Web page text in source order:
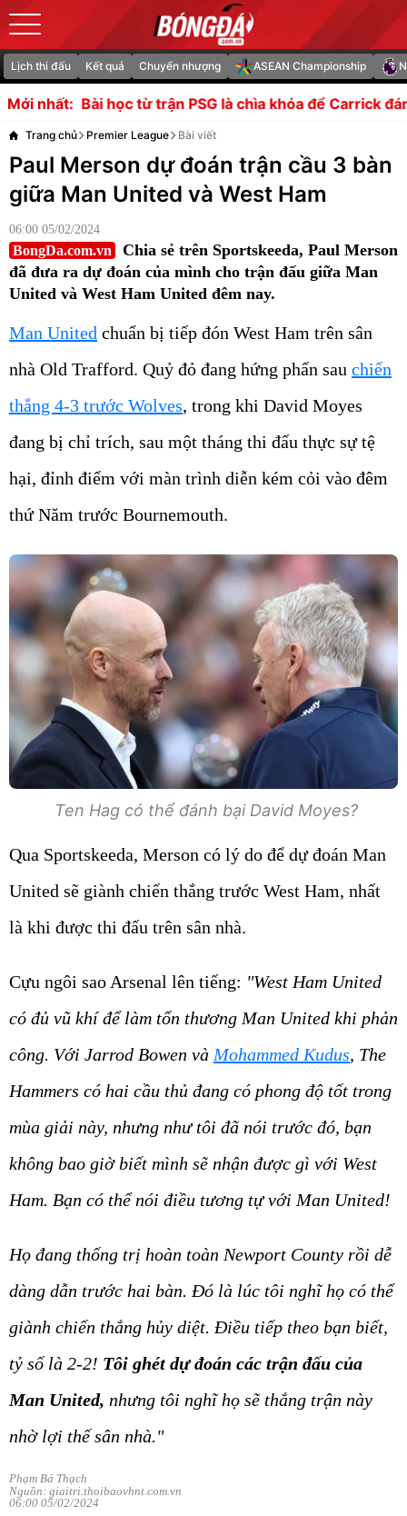
Lịch thi đấu Kết quả Chuyển nhượng ASEAN Championship
Mới nhất:
PSG là chìa khóa để Carrick đánh bại Leeds
Trang chủ Premier League Bài viết
Paul Merson dự đoán trận cầu 3 bàn
giữa Man United và West Ham
06:00 05/02/2024
BongDa.com.vn
Chia sẻ trên Sportskeeda, Paul Merson
đã đưa ra dự đoán của mình cho trận đấu giữa Man
United và West Ham United đêm nay.
Man United chuẩn bị tiếp đón West Ham trên sân
nhà Old Trafford. Quỷ đỏ đang hứng phấn sau chiến
thắng 4-3 trước Wolves, trong khi David Moyes
đang bị chỉ trích, sau một tháng thi đấu thực sự tệ
hại, đỉnh điểm với màn trình diễn kém cỏi vào đêm
thứ Năm trước Bournemouth.
Ten Hag có thể đánh bại David Moyes?
Qua Sportskeeda, Merson có lý do để dự đoán Man
United sẽ giành chiến thắng trước West Ham, nhất
là khi được thi đấu trên sân nhà.
Cựu ngôi sao Arsenal lên tiếng: "West Ham United
có đủ vũ khí để làm tổn thương Man United khi phản
công. Với Jarrod Bowen và Mohammed Kudus, The
Hammers có hai cầu thủ đang có phong độ tốt trong
mùa giải này, nhưng như tôi đã nói trước đó, bạn
không bao giờ biết mình sẽ nhận được gì với West
Ham. Bạn có thể nói điều tương tự với Man United!
Họ đang thống trị hoàn toàn Newport County rồi dễ
dàng dẫn trước hai bàn. Đó là lúc tôi nghĩ họ có thể
giành chiến thắng hủy diệt. Điều tiếp theo bạn biết,
tỷ số là 2-2! Tôi ghét dự đoán các trận đấu của
Man United, nhưng tôi nghĩ họ sẽ thắng trận này
nhờ lợi thế sân nhà."
Phạm Bá Thạch
Nguồn: giaitri.thoibaovhnt.com.vn
06:00 05/02/2024